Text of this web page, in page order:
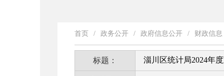
首页 / 政务公开 / 政府信息公开 / 财政信息
标题： 淄川区统计局2024年